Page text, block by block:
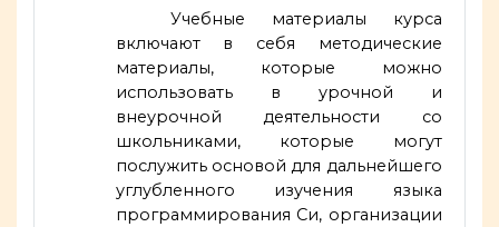
Учебные материалы курса
включают в себя методические
материалы, которые можно
использовать в урочной и
внеурочной деятельности со
школьниками, которые могут
послужить основой для дальнейшего
углубленного изучения языка
программирования Си, организации